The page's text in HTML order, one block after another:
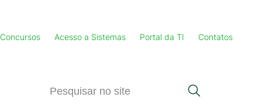
Concursos Acesso a Sistemas Portal da TI Contatos